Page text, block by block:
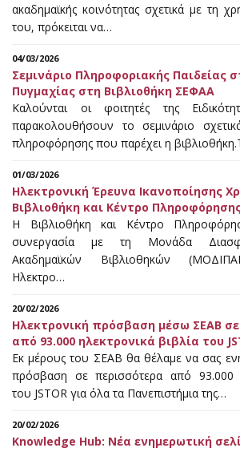
ακαδημαϊκής κοινότητας σχετικά με τη
του, πρόκειται να…
04/03/2026
Σεμινάριο Πληροφοριακής Παιδείας
Πυγμαχίας στη Βιβλιοθήκη ΣΕΦΑΑ
Καλούνται οι φοιτητές της
παρακολουθήσουν το σεμινάριο
πληροφόρησης που παρέχει η
01/03/2026
Ηλεκτρονική Έρευνα Ικανοποίησης
Βιβλιοθήκη και Κέντρο
Η Βιβλιοθήκη και Κέντρο
συνεργασία με τη Μονάδα
Ακαδημαϊκών Βιβλιοθηκών
Ηλεκτρο…
20/02/2026
Ηλεκτρονική πρόσβαση μέσω ΣΕΑΒ
από 93.000 ηλεκτρονικά βιβλία του
Εκ μέρους του ΣΕΑΒ θα θέλαμε να σας
πρόσβαση σε περισσότερα από 93.000
του JSTOR για όλα τα Πανεπιστήμια της…
20/02/2026
Knowledge Hub: Νέα ενημερωτική